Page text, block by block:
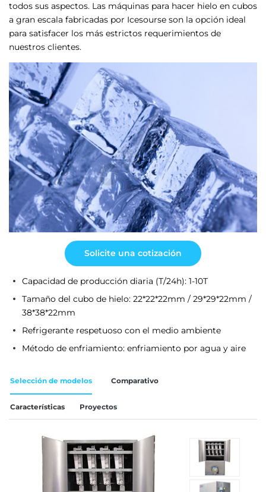
todos sus aspectos. Las máquinas para hacer hielo en cubos
a gran escala fabricadas por Icesourse son la opción ideal
para satisfacer los más estrictos requerimientos de
nuestros clientes.
Solicite una cotización
Capacidad de producción diaria (T/24h): 1-10T
Tamaño del cubo de hielo: 22*22*22mm / 29*29*22mm /
38*38*22mm
Refrigerante respetuoso con el medio ambiente
Método de enfriamiento: enfriamiento por agua y aire
Selección de modelos Comparativo
Características Proyectos